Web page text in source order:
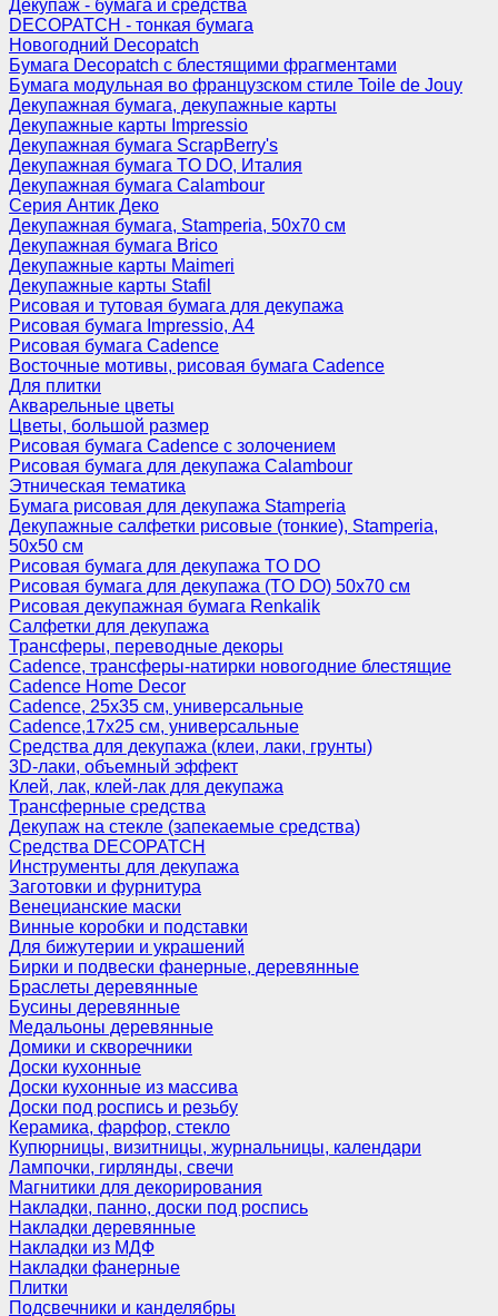
Декупаж - бумага и средства
DECOPATCH - тонкая бумага
Новогодний Decopatch
Бумага Decopatch с блестящими фрагментами
Бумага модульная во французском стиле Toile de Jouy
Декупажная бумага, декупажные карты
Декупажные карты Impressio
Декупажная бумага ScrapBerry's
Декупажная бумага TO DO, Италия
Декупажная бумага Calambour
Серия Антик Деко
Декупажная бумага, Stamperia, 50х70 см
Декупажная бумага Brico
Декупажные карты Maimeri
Декупажные карты Stafil
Рисовая и тутовая бумага для декупажа
Рисовая бумага Impressio, А4
Рисовая бумага Cadence
Восточные мотивы, рисовая бумага Cadence
Для плитки
Акварельные цветы
Цветы, большой размер
Рисовая бумага Cadence c золочением
Рисовая бумага для декупажа Calambour
Этническая тематика
Бумага рисовая для декупажа Stamperia
Декупажные салфетки рисовые (тонкие), Stamperia,
50х50 см
Рисовая бумага для декупажа TO DO
Рисовая бумага для декупажа (TO DO) 50х70 см
Рисовая декупажная бумага Renkalik
Салфетки для декупажа
Трансферы, переводные декоры
Cadence, трансферы-натирки новогодние блестящие
Cadence Home Decor
Cadence, 25х35 см, универсальные
Cadence,17х25 см, универсальные
Средства для декупажа (клеи, лаки, грунты)
3D-лаки, объемный эффект
Клей, лак, клей-лак для декупажа
Трансферные средства
Декупаж на стекле (запекаемые средства)
Средства DECOPATCH
Инструменты для декупажа
Заготовки и фурнитура
Венецианские маски
Винные коробки и подставки
Для бижутерии и украшений
Бирки и подвески фанерные, деревянные
Браслеты деревянные
Бусины деревянные
Медальоны деревянные
Домики и скворечники
Доски кухонные
Доски кухонные из массива
Доски под роспись и резьбу
Керамика, фарфор, стекло
Купюрницы, визитницы, журнальницы, календари
Лампочки, гирлянды, свечи
Магнитики для декорирования
Накладки, панно, доски под роспись
Накладки деревянные
Накладки из МДФ
Накладки фанерные
Плитки
Подсвечники и канделябры